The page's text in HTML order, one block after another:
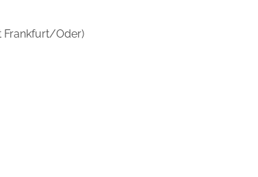
Frankfurt/Oder)